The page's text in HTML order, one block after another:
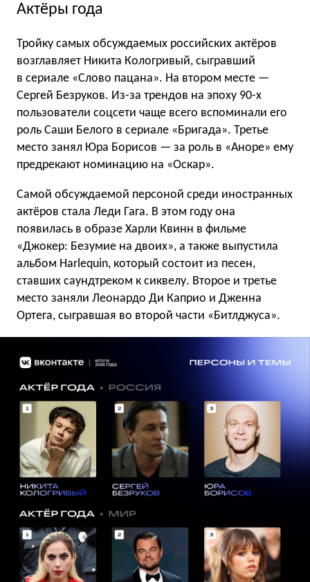
Актёры года
Тройку самых обсуждаемых российских актёров
возглавляет Никита Кологривый, сыгравший
в сериале «Слово пацана». На втором месте —
Сергей Безруков. Из-за трендов на эпоху 90-х
пользователи соцсети чаще всего вспоминали его
роль Саши Белого в сериале «Бригада». Третье
место занял Юра Борисов — за роль в «Аноре» ему
предрекают номинацию на «Оскар».
Самой обсуждаемой персоной среди иностранных
актёров стала Леди Гага. В этом году она
появилась в образе Харли Квинн в фильме
«Джокер: Безумие на двоих», а также выпустила
альбом Harlequin, который состоит из песен,
ставших саундтреком к сиквелу. Второе и третье
место заняли Леонардо Ди Каприо и Дженна
Ортега, сыгравшая во второй части «Битлджуса».